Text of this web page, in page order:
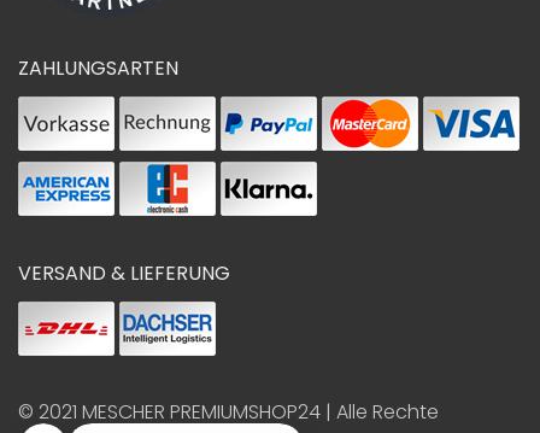
ZAHLUNGSARTEN
VERSAND & LIEFERUNG
© 2021 MESCHER PREMIUMSHOP24 | Alle Rechte